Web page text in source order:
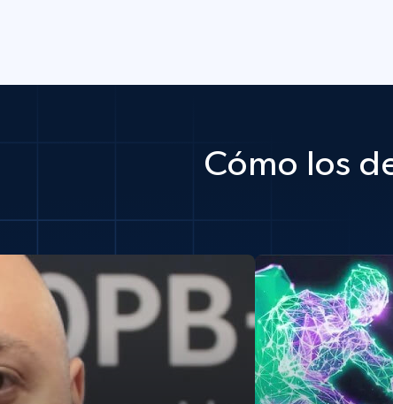
Cómo los